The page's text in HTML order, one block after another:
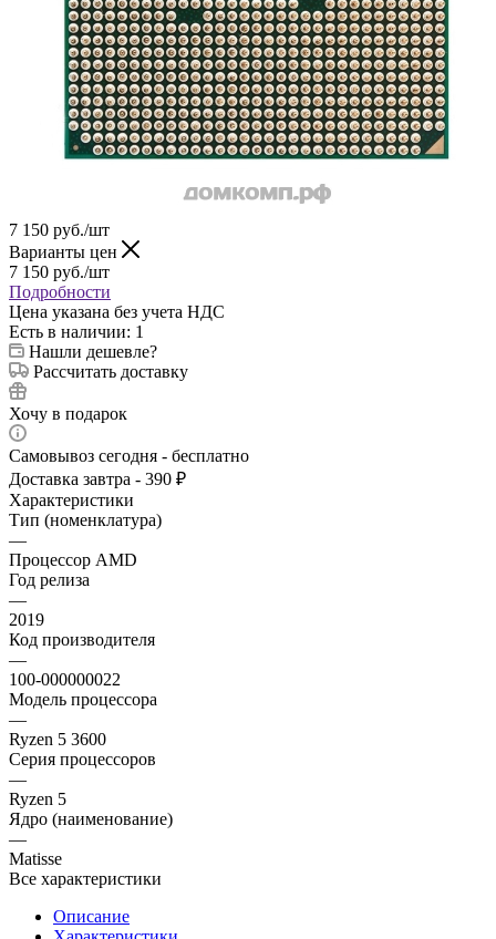
7 150 руб./шт
Варианты цен
7 150 руб./шт
Подробности
Цена указана без учета НДС
Есть в наличии: 1
Нашли дешевле?
Рассчитать доставку
Хочу в подарок
Самовывоз сегодня - бесплатно
Доставка завтра - 390 ₽
Характеристики
Тип (номенклатура)
—
Процессор AMD
Год релиза
—
2019
Код производителя
—
100-000000022
Модель процессора
—
Ryzen 5 3600
Серия процессоров
—
Ryzen 5
Ядро (наименование)
—
Matisse
Все характеристики
Описание